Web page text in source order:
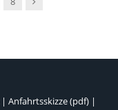
| Anfahrtsskizze (pdf) |